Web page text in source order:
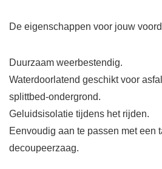
De eigenschappen voor jouw
Duurzaam weerbestendig.
Waterdoorlatend geschikt voor
splittbed-ondergrond.
Geluidsisolatie tijdens het rijden.
Eenvoudig aan te passen met een
decoupeerzaag.